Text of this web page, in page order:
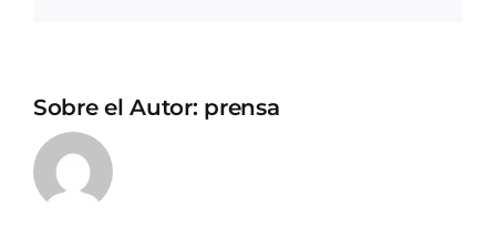
Sobre el Autor: prensa